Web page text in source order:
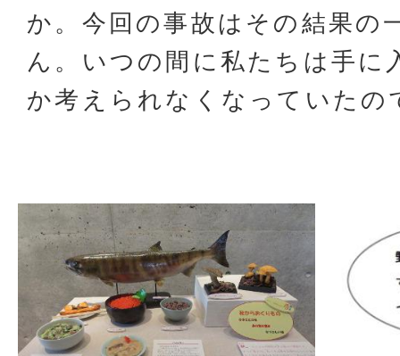
か。今回の事故はその結果の
ん。いつの間に私たちは手に
か考えられなくなっていたの